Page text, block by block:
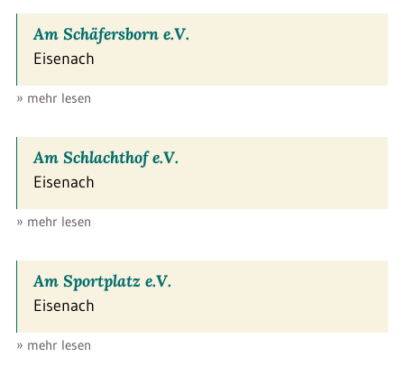
Am Schäfersborn e.V.
Eisenach
» mehr lesen
Am Schlachthof e.V.
Eisenach
» mehr lesen
Am Sportplatz e.V.
Eisenach
» mehr lesen